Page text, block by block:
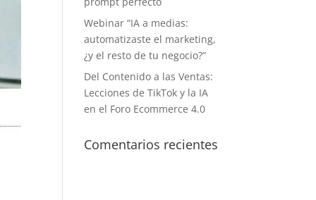
Webinar “IA a medias:
automatizaste el marketing,
¿y el resto de tu negocio?”
Del Contenido a las Ventas:
Lecciones de TikTok y la IA
en el Foro Ecommerce 4.0
Comentarios recientes